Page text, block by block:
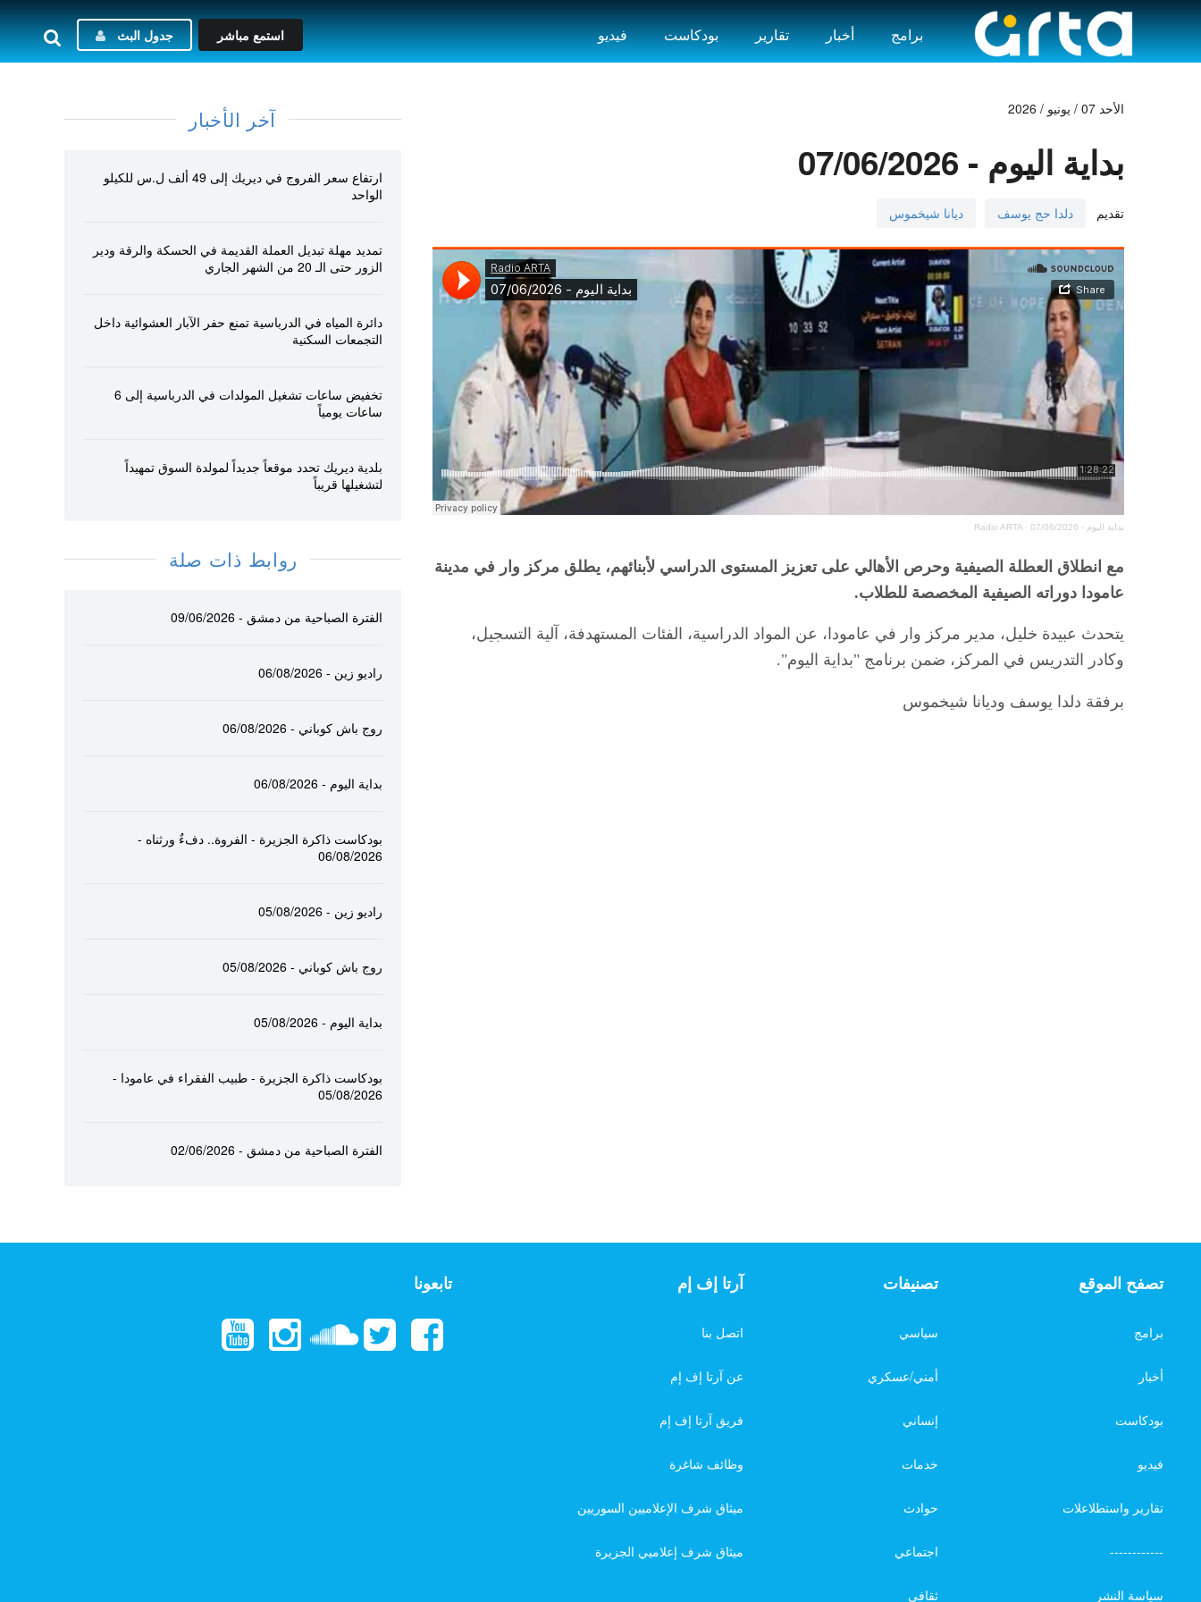
برامج أخبار تقارير بودكاست فيديو جدول البث استمع مباشر
آخر الأخبار
ارتفاع سعر الفروج في ديريك إلى 49 ألف ل.س للكيلو
الواحد
تمديد مهلة تبديل العملة القديمة في الحسكة والرقة ودير
الزور حتى الـ 20 من الشهر الجاري
دائرة المياه في الدرباسية تمنع حفر الآبار العشوائية داخل
التجمعات السكنية
تخفيض ساعات تشغيل المولدات في الدرباسية إلى 6
ساعات يومياً
بلدية ديريك تحدد موقعاً جديداً لمولدة السوق تمهيداً
لتشغيلها قريباً
روابط ذات صلة
الفترة الصباحية من دمشق - 09/06/2026
راديو زين - 06/08/2026
روج باش كوباني - 06/08/2026
بداية اليوم - 06/08/2026
بودكاست ذاكرة الجزيرة - الفروة.. دفءٌ ورثناه -
06/08/2026
راديو زين - 05/08/2026
روج باش كوباني - 05/08/2026
بداية اليوم - 05/08/2026
بودكاست ذاكرة الجزيرة - طبيب الفقراء في عامودا -
05/08/2026
الفترة الصباحية من دمشق - 02/06/2026
الأحد 07 / يونيو / 2026
بداية اليوم - 07/06/2026
تقديم دلدا حج يوسف ديانا شيخموس
Radio ARTA · بداية اليوم - 07/06/2026
مع انطلاق العطلة الصيفية وحرص الأهالي على تعزيز المستوى الدراسي لأبنائهم، يطلق مركز وار في مدينة
عامودا دوراته الصيفية المخصصة للطلاب.
يتحدث عبيدة خليل، مدير مركز وار في عامودا، عن المواد الدراسية، الفئات المستهدفة، آلية التسجيل،
وكادر التدريس في المركز، ضمن برنامج "بداية اليوم".
برفقة دلدا يوسف وديانا شيخموس
تصفح الموقع
برامج
أخبار
بودكاست
فيديو
تقارير واستطلاعلات
------------
سياسة النشر
تصنيفات
سياسي
أمني/عسكري
إنساني
خدمات
حوادث
اجتماعي
ثقافي
آرتا إف إم
اتصل بنا
عن آرتا إف إم
فريق آرتا إف إم
وظائف شاغرة
ميثاق شرف الإعلاميين السوريين
ميثاق شرف إعلاميي الجزيرة
تابعونا